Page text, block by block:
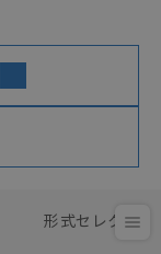
形式セレクタ